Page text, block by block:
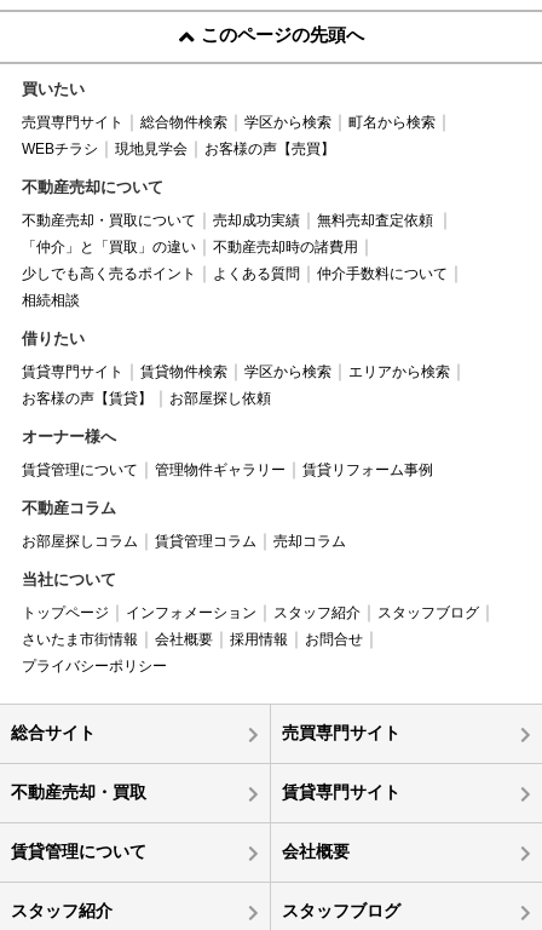
このページの先頭へ
買いたい
売買専門サイト 総合物件検索 学区から検索
町名から検索
WEBチラシ
現地見学会 お客様の声【売買】
不動産売却について
不動産売却・買取について 売却成功実績
無料売却査定依頼
「仲介」と「買取」の違い
不動産売却時の諸費用
少しでも高く売るポイント
よくある質問
仲介手数料について
相続相談
借りたい
賃貸専門サイト 賃貸物件検索 学区から検索
エリアから検索
お客様の声【賃貸】
お部屋探し依頼
オーナー様へ
賃貸管理について 管理物件ギャラリー 賃貸リフォーム事例
不動産コラム
お部屋探しコラム 賃貸管理コラム 売却コラム
当社について
トップページ インフォメーション スタッフ紹介
スタッフブログ
さいたま市街情報
会社概要 採用情報
お問合せ
プライバシーポリシー
総合サイト 売買専門サイト
不動産売却・買取 賃貸専門サイト
賃貸管理について 会社概要
スタッフ紹介 スタッフブログ